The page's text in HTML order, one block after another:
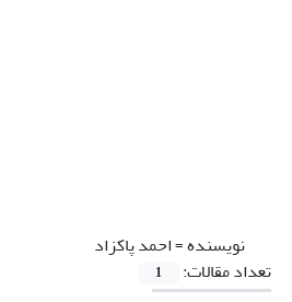
نویسنده =احمد پاکزاد
تعداد مقالات:
1